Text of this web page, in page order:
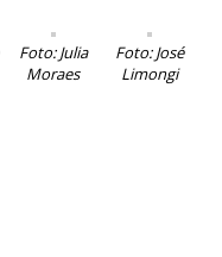
Foto: Julia
Moraes
Foto: José
Limongi